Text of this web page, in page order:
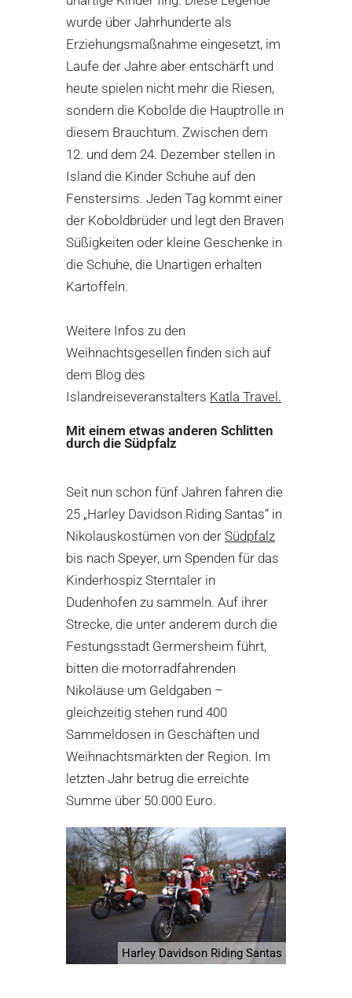
wurde über Jahrhunderte als
Erziehungsmaßnahme eingesetzt, im
Laufe der Jahre aber entschärft und
heute spielen nicht mehr die Riesen,
sondern die Kobolde die Hauptrolle in
diesem Brauchtum. Zwischen dem
12. und dem 24. Dezember stellen in
Island die Kinder Schuhe auf den
Fenstersims. Jeden Tag kommt einer
der Koboldbrüder und legt den Braven
Süßigkeiten oder kleine Geschenke in
die Schuhe, die Unartigen erhalten
Kartoffeln.
Weitere Infos zu den
Weihnachtsgesellen finden sich auf
dem Blog des
Islandreiseveranstalters Katla Travel.
Mit einem etwas anderen Schlitten
durch die Südpfalz
Seit nun schon fünf Jahren fahren die
25 „Harley Davidson Riding Santas“ in
Nikolauskostümen von der Südpfalz
bis nach Speyer, um Spenden für das
Kinderhospiz Sterntaler in
Dudenhofen zu sammeln. Auf ihrer
Strecke, die unter anderem durch die
Festungsstadt Germersheim führt,
bitten die motorradfahrenden
Nikoläuse um Geldgaben –
gleichzeitig stehen rund 400
Sammeldosen in Geschäften und
Weihnachtsmärkten der Region. Im
letzten Jahr betrug die erreichte
Summe über 50.000 Euro.
Harley Davidson Riding Santas